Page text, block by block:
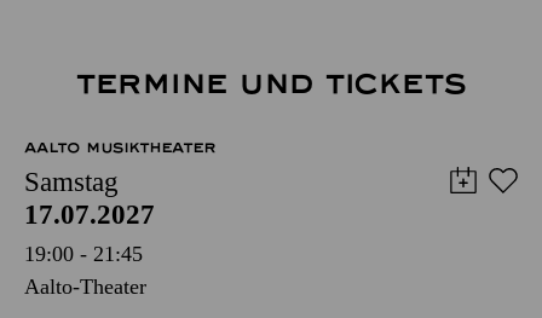
TERMINE UND TICKETS
AALTO MUSIKTHEATER
Samstag
17.07.2027
19:00 - 21:45
Aalto-Theater